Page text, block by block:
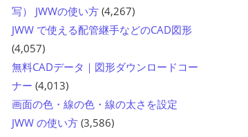
写） JWWの使い方 (4,267)
JWW で使える配管継手などのCAD図形
(4,057)
無料CADデータ｜図形ダウンロードコー
ナー (4,013)
画面の色・線の色・線の太さを設定
JWW の使い方 (3,586)